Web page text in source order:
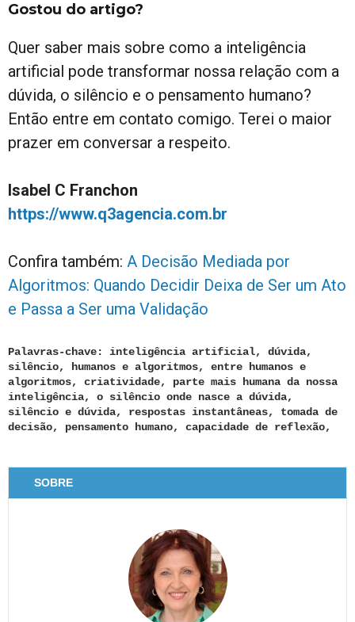
Gostou do artigo?
Quer saber mais sobre como a inteligência
artificial pode transformar nossa relação com a
dúvida, o silêncio e o pensamento humano?
Então entre em contato comigo. Terei o maior
prazer em conversar a respeito.
Isabel C Franchon
https://www.q3agencia.com.br
Confira também: A Decisão Mediada por
Algoritmos: Quando Decidir Deixa de Ser um Ato
e Passa a Ser uma Validação
Palavras-chave: inteligência artificial, dúvida,
silêncio, humanos e algoritmos, entre humanos e
algoritmos, criatividade, parte mais humana da nossa
inteligência, o silêncio onde nasce a dúvida,
silêncio e dúvida, respostas instantâneas, tomada de
decisão, pensamento humano, capacidade de reflexão,
SOBRE